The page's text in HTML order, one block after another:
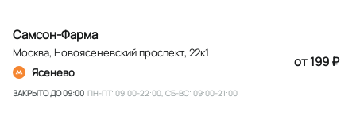
Самсон-Фарма
Москва, Новоясеневский проспект, 22к1
Ясенево
ЗАКРЫТО ДО 09:00 ПН-ПТ: 09:00-22:00, СБ-ВС: 09:00-21:00
от 199 ₽